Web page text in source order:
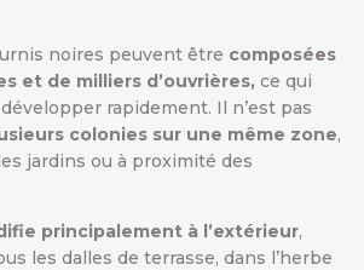
noires peuvent être composées
et de milliers d’ouvrières, ce qui
rapidement. Il n’est pas
colonies sur une même zone,
jardins ou à proximité des
principalement à l’extérieur,
les dalles de terrasse, dans l’herbe